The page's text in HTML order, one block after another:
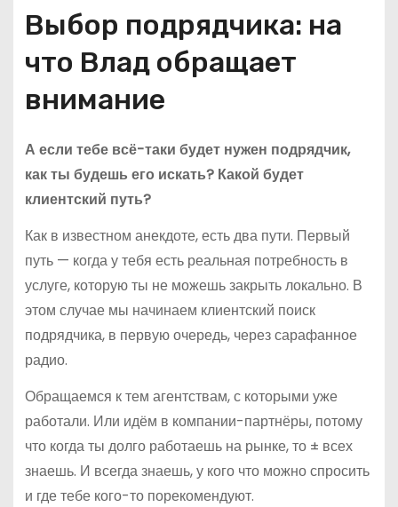
Выбор подрядчика: на
что Влад обращает
внимание
А если тебе всё-таки будет нужен подрядчик,
как ты будешь его искать? Какой будет
клиентский путь?
Как в известном анекдоте, есть два пути. Первый
путь — когда у тебя есть реальная потребность в
услуге, которую ты не можешь закрыть локально. В
этом случае мы начинаем клиентский поиск
подрядчика, в первую очередь, через сарафанное
радио.
Обращаемся к тем агентствам, с которыми уже
работали. Или идём в компании-партнёры, потому
что когда ты долго работаешь на рынке, то ± всех
знаешь. И всегда знаешь, у кого что можно спросить
и где тебе кого-то порекомендуют.